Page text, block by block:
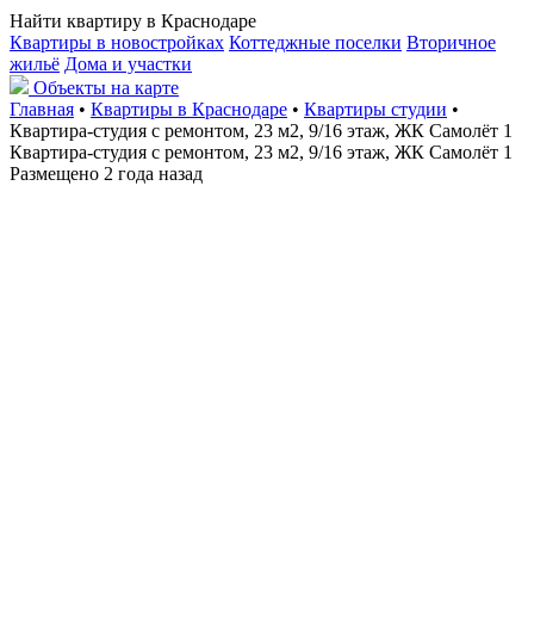
Найти квартиру в Краснодаре
Квартиры в новостройках Коттеджные поселки Вторичное
жильё Дома и участки
Объекты на карте
Главная • Квартиры в Краснодаре • Квартиры студии •
Квартира-студия с ремонтом, 23 м2, 9/16 этаж, ЖК Самолёт 1
Квартира-студия с ремонтом, 23 м2, 9/16 этаж, ЖК Самолёт 1
Размещено 2 года назад